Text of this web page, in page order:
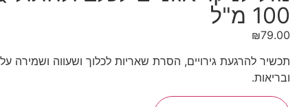
100 מ"ל
₪79.00
תכשיר להרגעת גירויים, הסרת שאריות לכלוך ושעווה ושמירה על
ובריאות.